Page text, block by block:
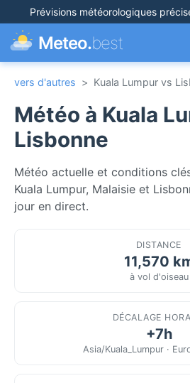
Prévisions météorologiques
Meteo.best
vers d'autres > Kuala Lumpur vs
Météo à Kuala
Lisbonne
Météo actuelle et conditions
Kuala Lumpur, Malaisie et
jour en direct.
DISTANCE
11,570
à vol d'oiseau
DÉCALAGE
+7h
Asia/Kuala_Lumpur ·